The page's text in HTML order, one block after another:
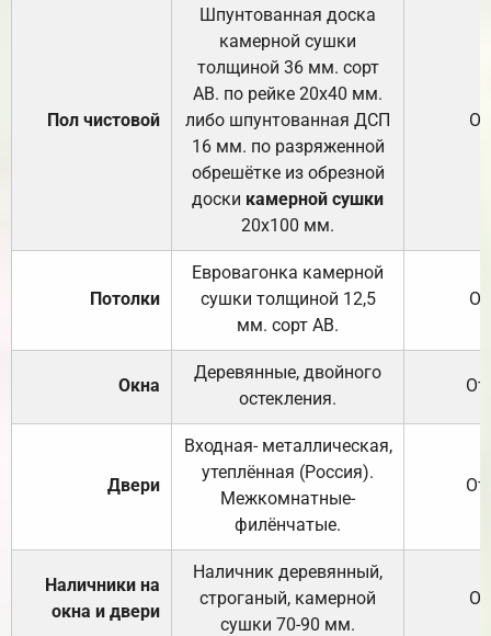
Пол чистовой
Шпунтованная доска
камерной сушки
толщиной 36 мм. сорт
АВ. по рейке 20х40 мм.
либо шпунтованная ДСП
16 мм. по разряженной
обрешётке из обрезной
доски камерной сушки
20х100 мм.
Потолки
Евровагонка камерной
сушки толщиной 12,5
мм. сорт АВ.
Окна
Деревянные, двойного
остекления.
Двери
Входная- металлическая,
утеплённая (Россия).
Межкомнатные-
филёнчатые.
Наличники на
окна и двери
Наличник деревянный,
строганый, камерной
сушки 70-90 мм.